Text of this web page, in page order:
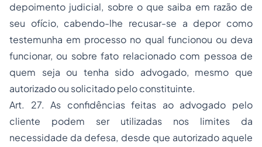
depoimento judicial, sobre o que saiba em razão de
seu ofício, cabendo-lhe recusar-se a depor como
testemunha em processo no qual funcionou ou deva
funcionar, ou sobre fato relacionado com pessoa de
quem seja ou tenha sido advogado, mesmo que
autorizado ou solicitado pelo constituinte.
Art. 27. As confidências feitas ao advogado pelo
cliente podem ser utilizadas nos limites da
necessidade da defesa, desde que autorizado aquele